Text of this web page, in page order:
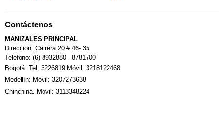
Calendario Tributario
Sudoku
Contáctenos
MANIZALES PRINCIPAL
Dirección: Carrera 20 # 46- 35
Teléfono: (6) 8932880 - 8781700
Bogotá. Tel: 3226819 Móvil: 3218122468
Medellín: Móvil: 3207273638
Chinchiná. Móvil: 3113348224